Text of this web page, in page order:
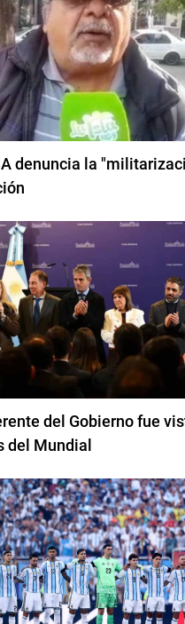
denuncia la
del Gobierno fue
del Mundial